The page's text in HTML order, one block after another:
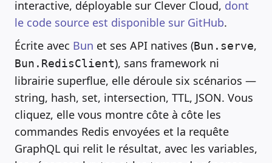
interactive, déployable sur Clever Cloud, dont
le code source est disponible sur GitHub.
Écrite avec Bun et ses API natives (Bun.serve,
Bun.RedisClient), sans framework ni
librairie superflue, elle déroule six scénarios —
string, hash, set, intersection, TTL, JSON. Vous
cliquez, elle vous montre côte à côte les
commandes Redis envoyées et la requête
GraphQL qui relit le résultat, avec les variables,